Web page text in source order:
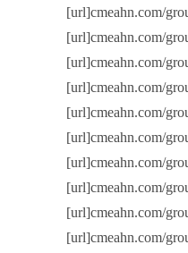
[url]cmeahn.com/
[url]cmeahn.com/
[url]cmeahn.com/
[url]cmeahn.com/
[url]cmeahn.com/
[url]cmeahn.com/
[url]cmeahn.com/
[url]cmeahn.com/
[url]cmeahn.com/
[url]cmeahn.com/